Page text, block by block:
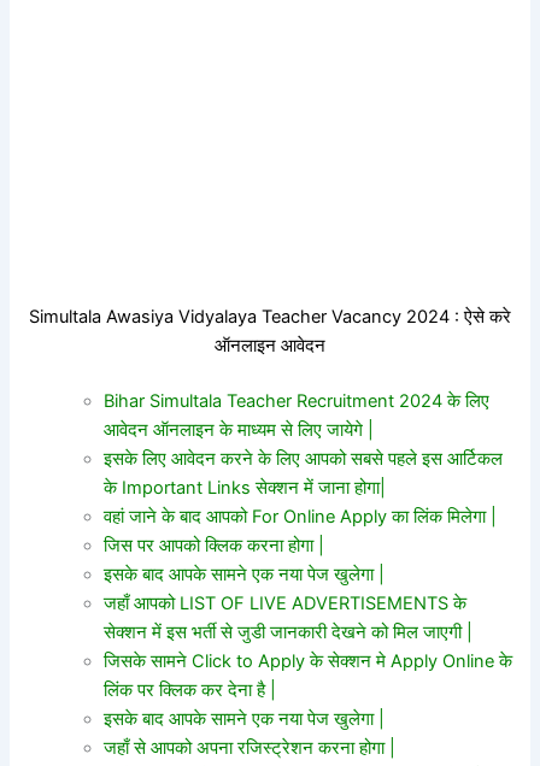
Simultala Awasiya Vidyalaya Teacher Vacancy 2024 : ऐसे करे
ऑनलाइन आवेदन
Bihar Simultala Teacher Recruitment 2024 के लिए
आवेदन ऑनलाइन के माध्यम से लिए जायेगे |
इसके लिए आवेदन करने के लिए आपको सबसे पहले इस आर्टिकल
के Important Links सेक्शन में जाना होगा|
वहां जाने के बाद आपको For Online Apply का लिंक मिलेगा |
जिस पर आपको क्लिक करना होगा |
इसके बाद आपके सामने एक नया पेज खुलेगा |
जहाँ आपको LIST OF LIVE ADVERTISEMENTS के
सेक्शन में इस भर्ती से जुडी जानकारी देखने को मिल जाएगी |
जिसके सामने Click to Apply के सेक्शन मे Apply Online के
लिंक पर क्लिक कर देना है |
इसके बाद आपके सामने एक नया पेज खुलेगा |
जहाँ से आपको अपना रजिस्ट्रेशन करना होगा |